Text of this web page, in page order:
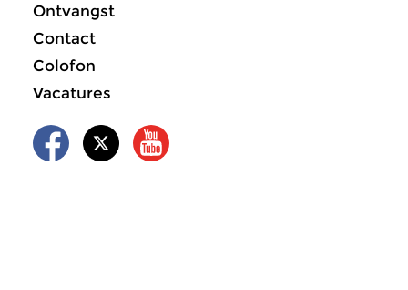
Ontvangst
Contact
Colofon
Vacatures